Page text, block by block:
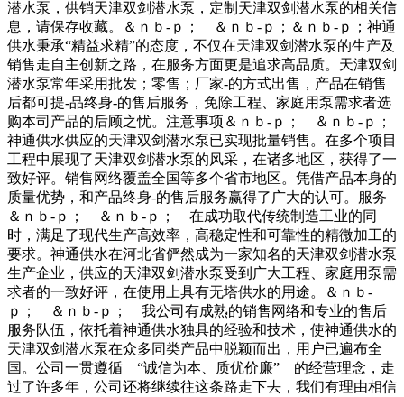
潜水泵，供销天津双剑潜水泵，定制天津双剑潜水泵的相关信
息，请保存收藏。＆ｎｂ-ｐ； ＆ｎｂ-ｐ；＆ｎｂ-ｐ；神通
供水秉承“精益求精”的态度，不仅在天津双剑潜水泵的生产及
销售走自主创新之路，在服务方面更是追求高品质。天津双剑
潜水泵常年采用批发；零售；厂家-的方式出售，产品在销售
后都可提-品终身-的售后服务，免除工程、家庭用泵需求者选
购本司产品的后顾之忧。注意事项＆ｎｂ-ｐ； ＆ｎｂ-ｐ；
神通供水供应的天津双剑潜水泵已实现批量销售。在多个项目
工程中展现了天津双剑潜水泵的风采，在诸多地区，获得了一
致好评。销售网络覆盖全国等多个省市地区。凭借产品本身的
质量优势，和产品终身-的售后服务赢得了广大的认可。服务
＆ｎｂ-ｐ； ＆ｎｂ-ｐ； 在成功取代传统制造工业的同
时，满足了现代生产高效率，高稳定性和可靠性的精微加工的
要求。神通供水在河北省俨然成为一家知名的天津双剑潜水泵
生产企业，供应的天津双剑潜水泵受到广大工程、家庭用泵需
求者的一致好评，在使用上具有无塔供水的用途。＆ｎｂ-
ｐ； ＆ｎｂ-ｐ； 我公司有成熟的销售网络和专业的售后
服务队伍，依托着神通供水独具的经验和技术，使神通供水的
天津双剑潜水泵在众多同类产品中脱颖而出，用户已遍布全
国。公司一贯遵循 “诚信为本、质优价廉” 的经营理念，走
过了许多年，公司还将继续往这条路走下去，我们有理由相信